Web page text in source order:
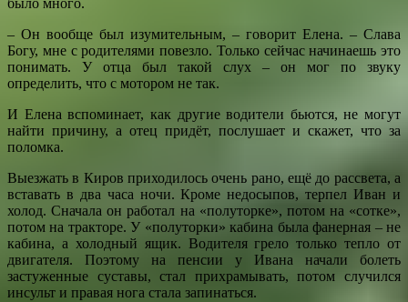
было много.
– Он вообще был изумительным, – говорит Елена. – Слава
Богу, мне с родителями повезло. Только сейчас начинаешь это
понимать. У отца был такой слух – он мог по звуку
определить, что с мотором не так.
И Елена вспоминает, как другие водители бьются, не могут
найти причину, а отец придёт, послушает и скажет, что за
поломка.
Выезжать в Киров приходилось очень рано, ещё до рассвета, а
вставать в два часа ночи. Кроме недосыпов, терпел Иван и
холод. Сначала он работал на «полуторке», потом на «сотке»,
потом на тракторе. У «полуторки» кабина была фанерная – не
кабина, а холодный ящик. Водителя грело только тепло от
двигателя. Поэтому на пенсии у Ивана начали болеть
застуженные суставы, стал прихрамывать, потом случился
инсульт и правая нога стала запинаться.